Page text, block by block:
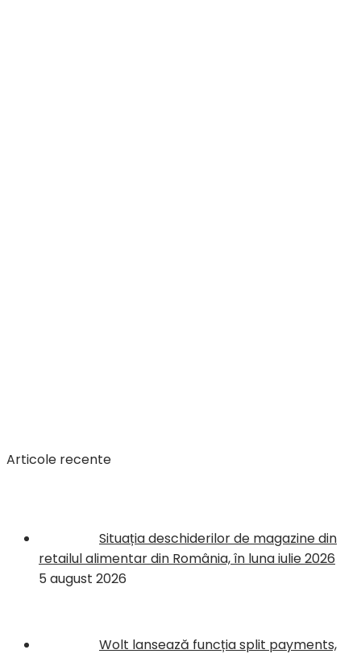
Articole recente
Situația deschiderilor de magazine din
retailul alimentar din România, în luna iulie 2026
5 august 2026
Wolt lansează funcția split payments,